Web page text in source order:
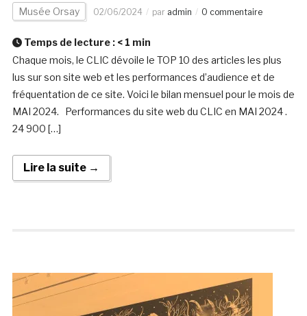
Musée Orsay 02/06/2024 par admin 0 commentaire
Temps de lecture : < 1 min
Chaque mois, le CLIC dévoile le TOP 10 des articles les plus
lus sur son site web et les performances d’audience et de
fréquentation de ce site. Voici le bilan mensuel pour le mois de
MAI 2024. Performances du site web du CLIC en MAI 2024 .
24 900 […]
Lire la suite →